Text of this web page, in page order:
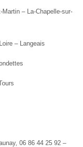
– La-Chapelle-sur-
– Langeais
06 86 44 25 92 –